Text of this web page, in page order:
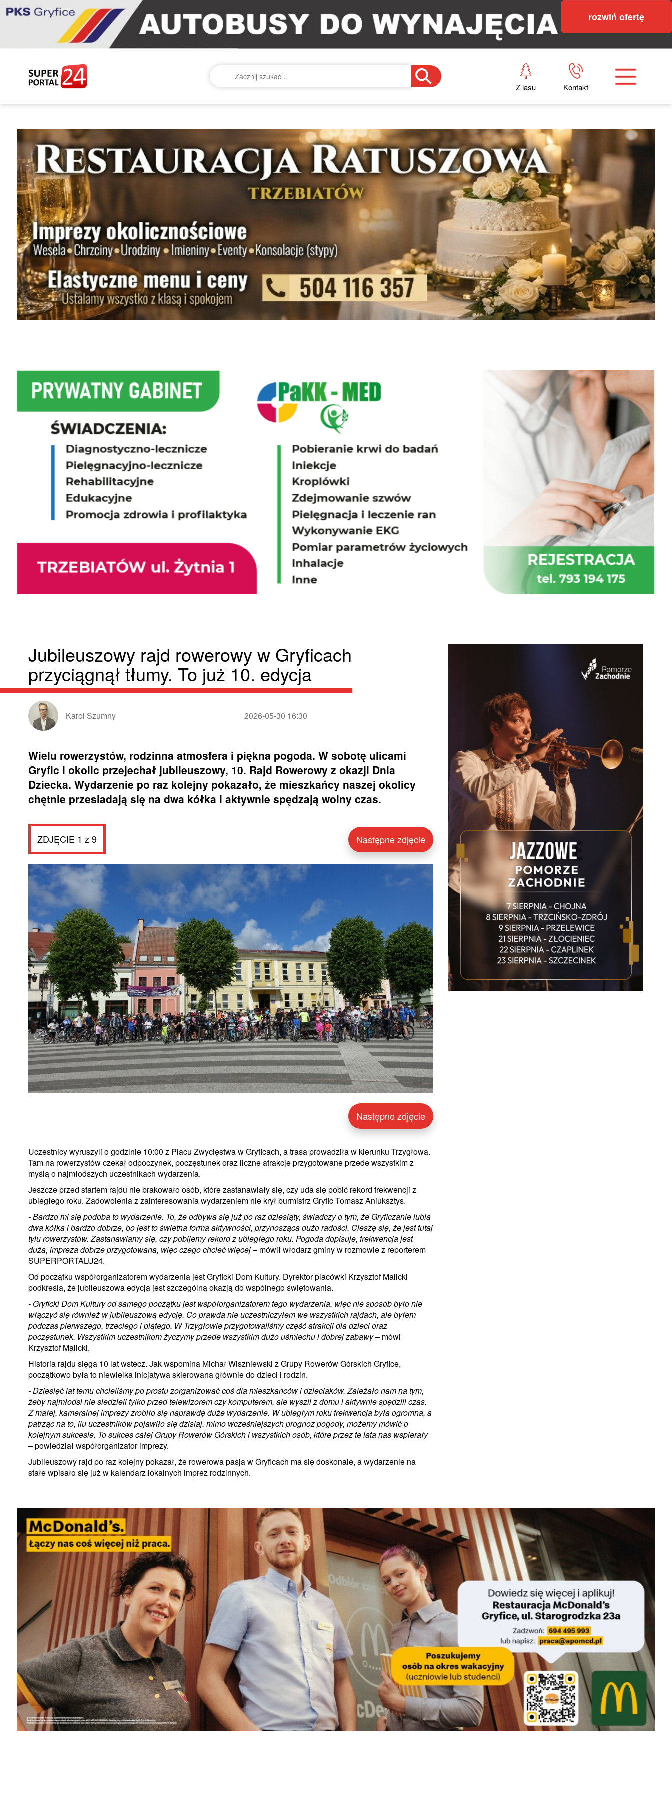
rozwiń ofertę
Z lasu Kontakt
Jubileuszowy rajd rowerowy w Gryficach
przyciągnął tłumy. To już 10. edycja
Karol Szumny 2026-05-30 16:30
Wielu rowerzystów, rodzinna atmosfera i piękna pogoda. W sobotę ulicami
Gryfic i okolic przejechał jubileuszowy, 10. Rajd Rowerowy z okazji Dnia
Dziecka. Wydarzenie po raz kolejny pokazało, że mieszkańcy naszej okolicy
chętnie przesiadają się na dwa kółka i aktywnie spędzają wolny czas.
ZDJĘCIE 1 z 9 Następne zdjęcie
Następne zdjęcie
Uczestnicy wyruszyli o godzinie 10:00 z Placu Zwycięstwa w Gryficach, a trasa prowadziła w kierunku Trzygłowa.
Tam na rowerzystów czekał odpoczynek, poczęstunek oraz liczne atrakcje przygotowane przede wszystkim z
myślą o najmłodszych uczestnikach wydarzenia.
Jeszcze przed startem rajdu nie brakowało osób, które zastanawiały się, czy uda się pobić rekord frekwencji z
ubiegłego roku. Zadowolenia z zainteresowania wydarzeniem nie krył burmistrz Gryfic Tomasz Aniuksztys.
- Bardzo mi się podoba to wydarzenie. To, że odbywa się już po raz dziesiąty, świadczy o tym, że Gryficzanie lubią
dwa kółka i bardzo dobrze, bo jest to świetna forma aktywności, przynosząca dużo radości. Cieszę się, że jest tutaj
tylu rowerzystów. Zastanawiamy się, czy pobijemy rekord z ubiegłego roku. Pogoda dopisuje, frekwencja jest
duża, impreza dobrze przygotowana, więc czego chcieć więcej– mówił włodarz gminy w rozmowie z reporterem
SUPERPORTALU24.
Od początku współorganizatorem wydarzenia jest Gryficki Dom Kultury. Dyrektor placówki Krzysztof Malicki
podkreśla, że jubileuszowa edycja jest szczególną okazją do wspólnego świętowania.
- Gryficki Dom Kultury od samego początku jest współorganizatorem tego wydarzenia, więc nie sposób było nie
włączyć się również w jubileuszową edycję. Co prawda nie uczestniczyłem we wszystkich rajdach, ale byłem
podczas pierwszego, trzeciego i piątego. W Trzygłowie przygotowaliśmy część atrakcji dla dzieci oraz
poczęstunek. Wszystkim uczestnikom życzymy przede wszystkim dużo uśmiechu i dobrej zabawy– mówi
Krzysztof Malicki.
Historia rajdu sięga 10 lat wstecz. Jak wspomina Michał Wiszniewski z Grupy Rowerów Górskich Gryfice,
początkowo była to niewielka inicjatywa skierowana głównie do dzieci i rodzin.
- Dziesięć lat temu chcieliśmy po prostu zorganizować coś dla mieszkańców i dzieciaków. Zależało nam na tym,
żeby najmłodsi nie siedzieli tylko przed telewizorem czy komputerem, ale wyszli z domu i aktywnie spędzili czas.
Z małej, kameralnej imprezy zrobiło się naprawdę duże wydarzenie. W ubiegłym roku frekwencja była ogromna, a
patrząc na to, ilu uczestników pojawiło się dzisiaj, mimo wcześniejszych prognoz pogody, możemy mówić o
kolejnym sukcesie. To sukces całej Grupy Rowerów Górskich i wszystkich osób, które przez te lata nas wspierały
– powiedział współorganizator imprezy.
Jubileuszowy rajd po raz kolejny pokazał, że rowerowa pasja w Gryficach ma się doskonale, a wydarzenie na
stałe wpisało się już w kalendarz lokalnych imprez rodzinnych.